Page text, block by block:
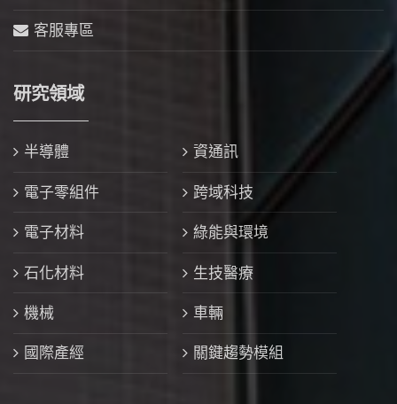
客服專區
研究領域
半導體 資通訊
電子零組件 跨域科技
電子材料 綠能與環境
石化材料 生技醫療
機械 車輛
國際產經 關鍵趨勢模組